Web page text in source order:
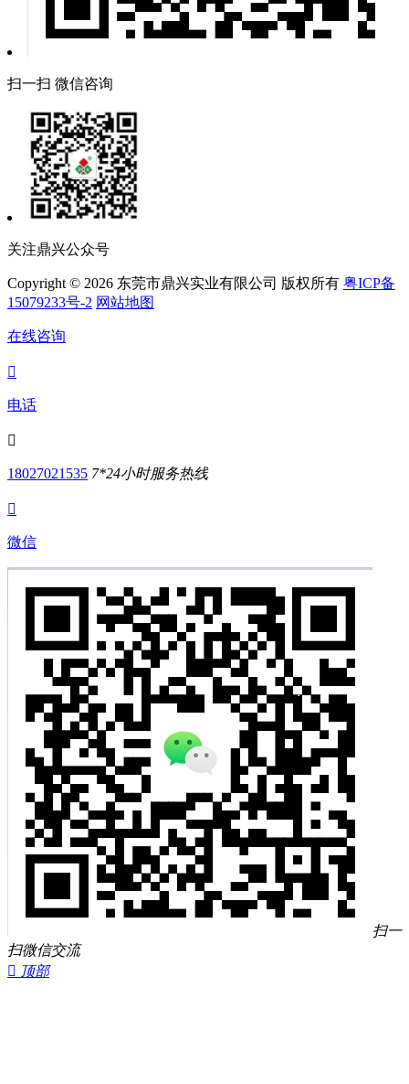
扫一扫 微信咨询
关注鼎兴公众号
Copyright © 2026 东莞市鼎兴实业有限公司 版权所有 粤ICP备
15079233号-2 网站地图
在线咨询

电话

18027021535 7*24小时服务热线

微信
扫一
扫微信交流
 顶部